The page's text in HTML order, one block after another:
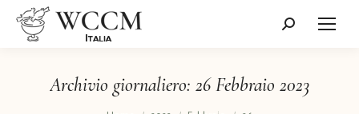
Cerca:
Archivio giornaliero: 26 Febbraio 2023